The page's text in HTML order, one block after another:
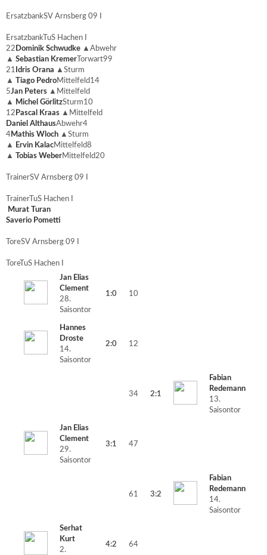
ErsatzbankSV Arnsberg 09 I
ErsatzbankTuS Hachen I
22 Dominik Schwudke ▲ Abwehr
▲ Sebastian Kremer Torwart99
21 Idris Orana ▲ Sturm
▲
Tiago PedroMittelfeld14
5Jan Peters ▲ Mittelfeld
▲
Michel GörlitzSturm10
12 Pascal Kraas ▲ Mittelfeld
Daniel AlthausAbwehr4
4Mathis Wloch ▲ Sturm
▲
Ervin KalacMittelfeld8
▲
Tobias WeberMittelfeld20
TrainerSV Arnsberg 09 I
TrainerTuS Hachen I
Murat Turan
Saverio Pometti
ToreSV Arnsberg 09 I
ToreTuS Hachen I
Jan Elias
Clement
28.
Saisontor
1:0 10
Hannes
Droste
14.
Saisontor
2:0 12
34 2:1
Fabian
Redemann
13.
Saisontor
Jan Elias
Clement
29.
Saisontor
3:1 47
61 3:2
Fabian
Redemann
14.
Saisontor
Serhat
Kurt
2.
4:2 64